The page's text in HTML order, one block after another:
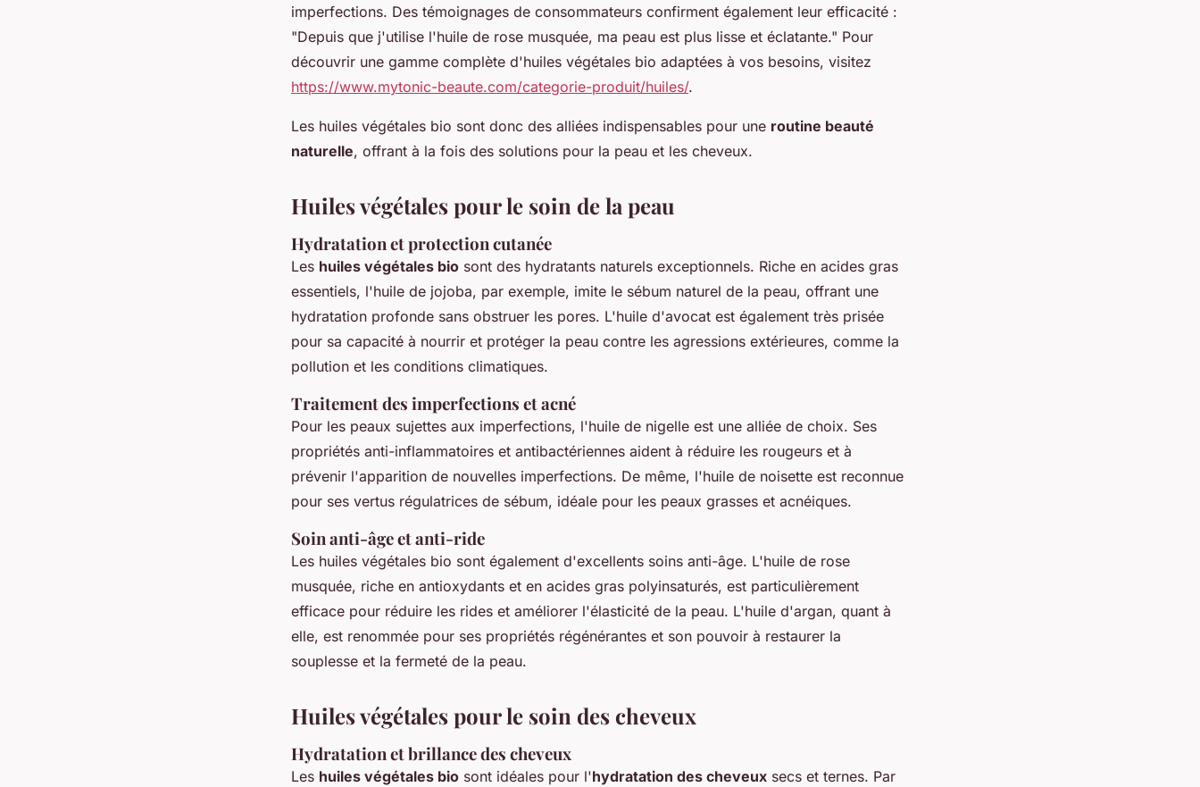
imperfections. Des témoignages de consommateurs confirment également leur efficacité :
"Depuis que j'utilise l'huile de rose musquée, ma peau est plus lisse et éclatante." Pour
découvrir une gamme complète d'huiles végétales bio adaptées à vos besoins, visitez
https://www.mytonic-beaute.com/categorie-produit/huiles/.
Les huiles végétales bio sont donc des alliées indispensables pour une routine beauté
naturelle, offrant à la fois des solutions pour la peau et les cheveux.
Huiles végétales pour le soin de la peau
Hydratation et protection cutanée
Les huiles végétales bio sont des hydratants naturels exceptionnels. Riche en acides gras
essentiels, l'huile de jojoba, par exemple, imite le sébum naturel de la peau, offrant une
hydratation profonde sans obstruer les pores. L'huile d'avocat est également très prisée
pour sa capacité à nourrir et protéger la peau contre les agressions extérieures, comme la
pollution et les conditions climatiques.
Traitement des imperfections et acné
Pour les peaux sujettes aux imperfections, l'huile de nigelle est une alliée de choix. Ses
propriétés anti-inflammatoires et antibactériennes aident à réduire les rougeurs et à
prévenir l'apparition de nouvelles imperfections. De même, l'huile de noisette est reconnue
pour ses vertus régulatrices de sébum, idéale pour les peaux grasses et acnéiques.
Soin anti-âge et anti-ride
Les huiles végétales bio sont également d'excellents soins anti-âge. L'huile de rose
musquée, riche en antioxydants et en acides gras polyinsaturés, est particulièrement
efficace pour réduire les rides et améliorer l'élasticité de la peau. L'huile d'argan, quant à
elle, est renommée pour ses propriétés régénérantes et son pouvoir à restaurer la
souplesse et la fermeté de la peau.
Huiles végétales pour le soin des cheveux
Hydratation et brillance des cheveux
Les huiles végétales bio sont idéales pour l'hydratation des cheveux secs et ternes. Par